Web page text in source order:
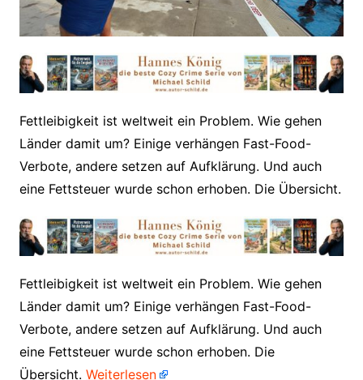
Fettleibigkeit ist weltweit ein Problem. Wie gehen
Länder damit um? Einige verhängen Fast-Food-
Verbote, andere setzen auf Aufklärung. Und auch
eine Fettsteuer wurde schon erhoben. Die Übersicht.
​Fettleibigkeit ist weltweit ein Problem. Wie gehen
Länder damit um? Einige verhängen Fast-Food-
Verbote, andere setzen auf Aufklärung. Und auch
eine Fettsteuer wurde schon erhoben. Die
Übersicht. Weiterlesen